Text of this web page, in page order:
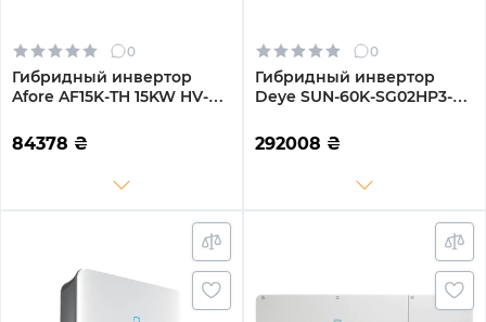
0
Гибридный инвертор
Afore AF15K-TH 15KW HV-
220/380V Трехфазный
84378 ₴
0
Гибридный инвертор
Deye SUN-60K-SG02HP3-
MPPT Wi-Fi 220/380V
Трехфазный
292008 ₴